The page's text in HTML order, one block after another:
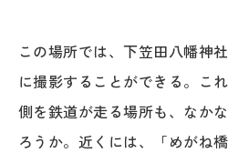
この場所では、下笠田八幡神
に撮影することができる。こ
側を鉄道が走る場所も、なか
ろうか。近くには、「めがね